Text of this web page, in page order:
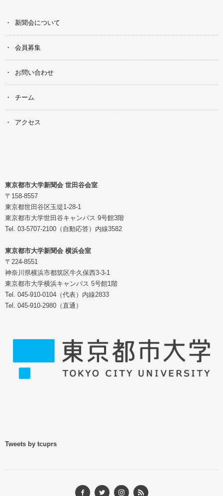
新聞会について
会員募集
お問い合わせ
チーム
アクセス
東京都市大学新聞会 世田谷会室
〒158-8557
東京都世田谷区玉堤1-28-1
東京都市大学世田谷キャンパス 9号館3階
Tel. 03-5707-2100（自動応答）内線3582
東京都市大学新聞会 横浜会室
〒224-8551
神奈川県横浜市都筑区牛久保西3-3-1
東京都市大学横浜キャンパス 5号館1階
Tel. 045-910-0104（代表）内線2833
Tel. 045-910-2980（直通）
Tweets by tcuprs